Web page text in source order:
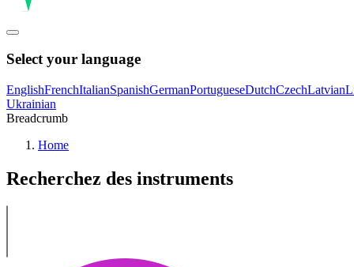
Select your language
EnglishFrenchItalianSpanishGermanPortugueseDutchCzechLatvian
Ukrainian
Breadcrumb
Home
Recherchez des instruments